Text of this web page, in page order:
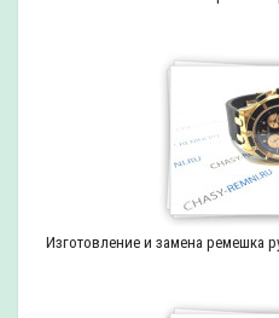
Изготовление и замена ремешка